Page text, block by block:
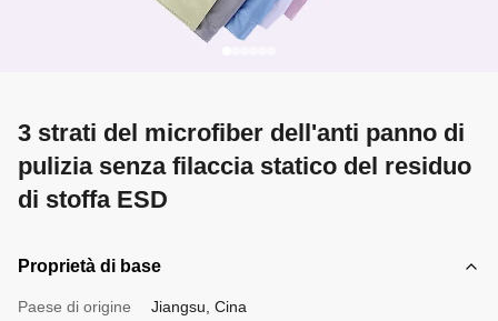
3 strati del microfiber dell'anti panno di
pulizia senza filaccia statico del residuo
di stoffa ESD
Proprietà di base
Paese di origine
Jiangsu, Cina